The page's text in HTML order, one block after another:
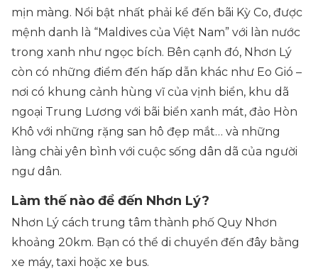
mịn màng. Nổi bật nhất phải kể đến bãi Kỳ Co, được
mệnh danh là “Maldives của Việt Nam” với làn nước
trong xanh như ngọc bích. Bên cạnh đó, Nhơn Lý
còn có những điểm đến hấp dẫn khác như Eo Gió –
nơi có khung cảnh hùng vĩ của vịnh biển, khu dã
ngoại Trung Lương với bãi biển xanh mát, đảo Hòn
Khô với những rặng san hô đẹp mắt… và những
làng chài yên bình với cuộc sống dân dã của người
ngư dân.
Làm thế nào để đến Nhơn Lý?
Nhơn Lý cách trung tâm thành phố Quy Nhơn
khoảng 20km. Bạn có thể di chuyển đến đây bằng
xe máy, taxi hoặc xe bus.